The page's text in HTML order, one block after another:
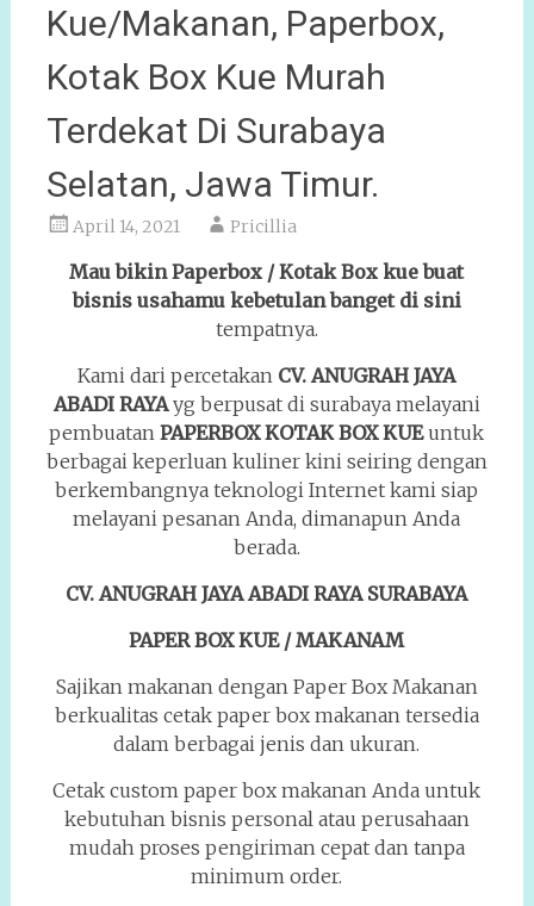
Kue/Makanan, Paperbox,
Kotak Box Kue Murah
Terdekat Di Surabaya
Selatan, Jawa Timur.
April 14, 2021 Pricillia
Mau bikin Paperbox / Kotak Box kue buat
bisnis usahamu kebetulan banget di sini
tempatnya.
Kami dari percetakan CV. ANUGRAH JAYA
ABADI RAYAyg berpusat di surabaya melayani
pembuatanPAPERBOX KOTAK BOX KUEuntuk
berbagai keperluan kuliner kini seiring dengan
berkembangnya teknologi Internet kami siap
melayani pesanan Anda, dimanapun Anda
berada.
CV. ANUGRAH JAYA ABADI RAYA SURABAYA
PAPER BOX KUE / MAKANAM
Sajikan makanan dengan Paper Box Makanan
berkualitas cetak paper box makanan tersedia
dalam berbagai jenis dan ukuran.
Cetak custom paper box makanan Anda untuk
kebutuhan bisnis personal atau perusahaan
mudah proses pengiriman cepat dan tanpa
minimum order.